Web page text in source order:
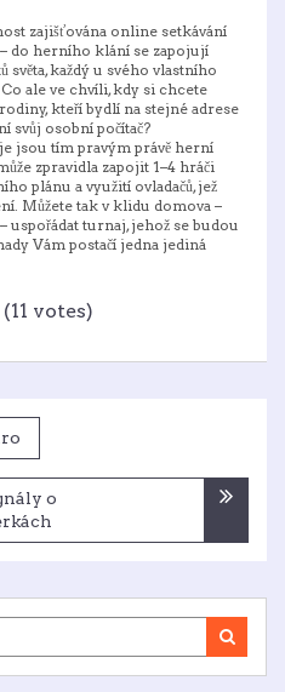
zajišťována online setkávání
do herního klání se zapojují
světa, každý u svého vlastního
ale ve chvíli, kdy si chcete
kteří bydlí na stejné adrese
svůj osobní počítač?
jsou tím pravým právě herní
zpravidla zapojit 1–4 hráči
plánu a využití ovladačů, jež
Můžete tak v klidu domova –
uspořádat turnaj, jehož se budou
Vám postačí jedna jediná
votes)
o